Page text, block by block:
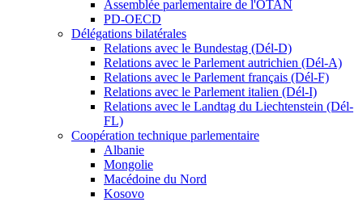
Assemblée parlementaire de l'OTAN
PD-OECD
Délégations bilatérales
Relations avec le Bundestag (Dél-D)
Relations avec le Parlement autrichien (Dél-A)
Relations avec le Parlement français (Dél-F)
Relations avec le Parlement italien (Dél-I)
Relations avec le Landtag du Liechtenstein (Dél-
FL)
Coopération technique parlementaire
Albanie
Mongolie
Macédoine du Nord
Kosovo